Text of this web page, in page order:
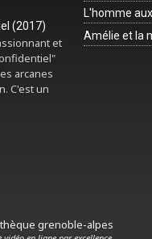
(2017)
et
arcanes
C'est un
L'homme
Amélie et la
grenoble-alpes